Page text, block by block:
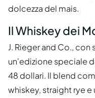
dolcezza del mais.
Il Whiskey dei
J. Rieger and Co., con
un'edizione speciale
48 dollari. Il blend
whiskey, straight rye